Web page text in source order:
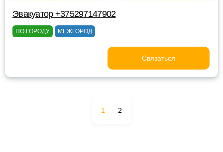
Эвакуатор +375297147902
ПО ГОРОДУ МЕЖГОРОД
Связаться
1 2